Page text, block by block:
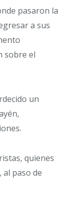
pasaron la
a sus
sobre el
un
quienes
paso de